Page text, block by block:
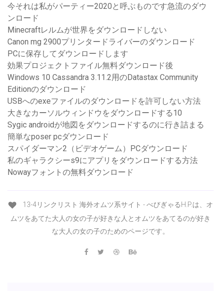
今それは私がパーティー2020と呼ぶものです急流のダウ
ンロード
Minecraftレルムが世界をダウンロードしない
Canon mg 2900プリンタードライバーのダウンロード
PCに保存してダウンロードします
効果プロジェクトファイル無料ダウンロード後
Windows 10 Cassandra 3.11.2用のDatastax Community
Editionのダウンロード
USBへのexeファイルのダウンロードを許可しない方法
大きなカーソルウィンドウをダウンロードする10
Sygic androidが地図をダウンロードするのに行き詰まる
簡単なposer pcダウンロード
スパイダーマン2（ビデオゲーム）PCダウンロード
私のギャラクシーs9にアプリをダウンロードする方法
Nowayフォントの無料ダウンロード
13-4リンクリスト 海外オムツ系サイト - べびぎゃるH.P.は、オ
ムツをあてた大人の女の子が好きな人とオムツをあてるのが好き
な大人の女の子のためのページです。